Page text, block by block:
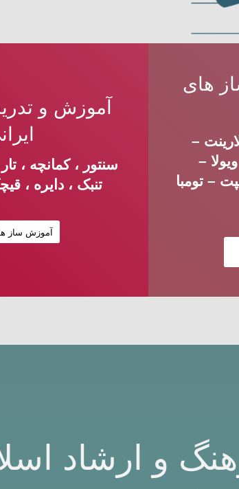
های
–
–
– تومبا
آموزش و
سنتور ، کمانچه ،
تنبک ، دایره ،
آموزش ساز
و ارشاد